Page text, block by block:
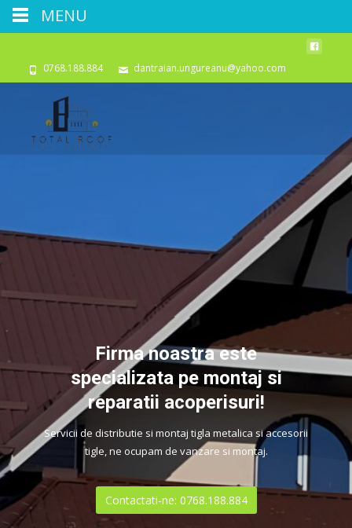
0768.188.884 dantraian.ungureanu@yahoo.com
Firma noastra este
specializata pe montaj si
reparatii acoperisuri!
Servicii de distributie si montaj tigla metalica si accesorii
tigle, ne ocupam de vanzare si montaj.
Contactati-ne: 0768.188.884
MENU